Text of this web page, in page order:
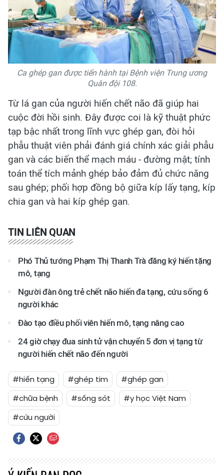
Ca ghép gan được tiến hành tại Bệnh viện Trung ương
Quân đội 108.
Từ lá gan của người hiến chết não đã giúp hai
cuộc đời hồi sinh. Đây được coi là kỹ thuật phức
tạp bậc nhất trong lĩnh vực ghép gan, đòi hỏi
phẫu thuật viên phải đánh giá chính xác giải phẫu
gan và các biến thể mạch máu - đường mật; tính
toán thể tích mảnh ghép bảo đảm đủ chức năng
sau ghép; phối hợp đồng bộ giữa kíp lấy tạng, kíp
chia gan và hai kíp ghép gan.
TIN LIÊN QUAN
Phó Thủ tướng Phạm Thị Thanh Trà đăng ký hiến tặng
mô, tạng
Người đàn ông trẻ chết não hiến đa tạng, cứu sống 6
người khác
Đào tạo điều phối viên hiến mô, tạng nâng cao
24 giờ chạy đua sinh tử vận chuyển 5 đơn vị tạng từ
người hiến chết não đến người
#hiến tạng #ghép tim
#ghép gan
#chữa bệnh
#sống sót
#y học Việt Nam
#cứu người